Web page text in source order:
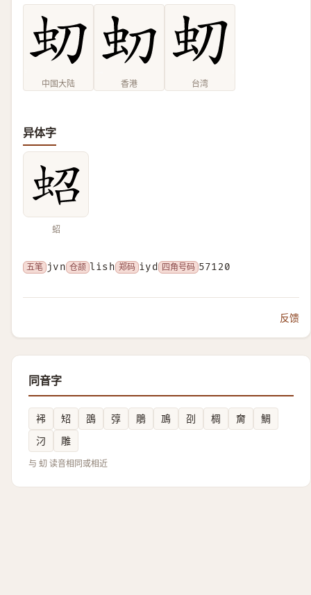
中国大陆 香港 台湾
异体字
蛁
五笔 jvn 仓颉 lish 郑码 iyd 四角号码 57120
反馈
同音字
䘟 䂏 䳂 弴 鵰 鳭 刟 椆 奝
鯛
汈
雕
与 虭 读音相同或相近